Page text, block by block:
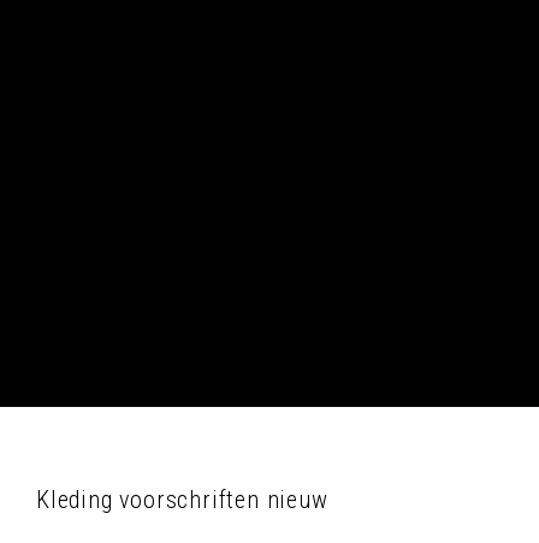
Kleding voorschriften nieuw